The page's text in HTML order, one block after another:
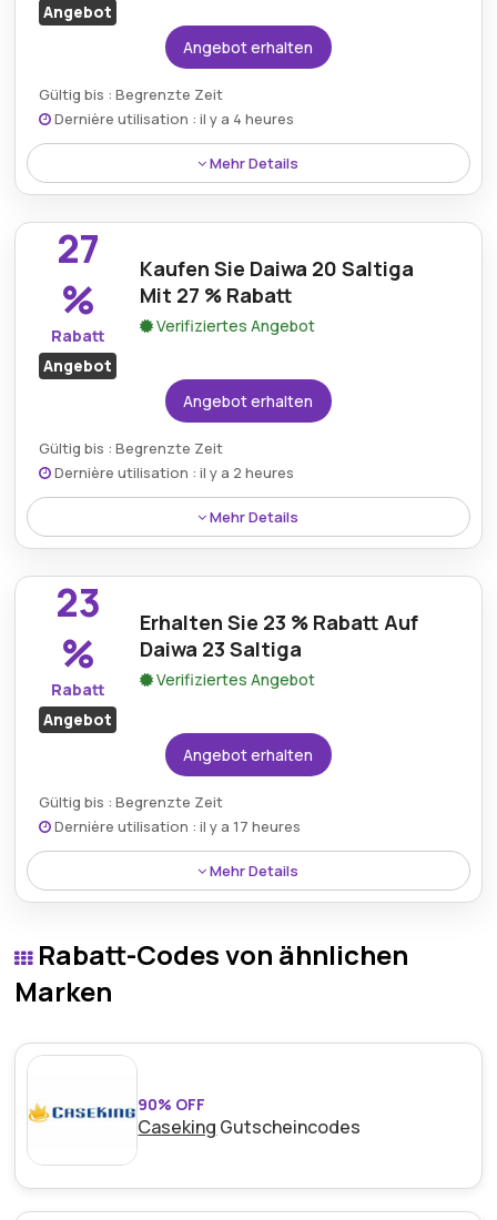
Angebot
Angebot erhalten
Gültig bis : Begrenzte Zeit
Dernière utilisation : il y a 4 heures
Mehr Details
Lösen Sie einen Rabatt von 30 % auf Daiwa Saltg ein
und bieten Sie eine hervorragende Gelegenheit, Ihr
Angel-Setup zu verbessern.
27
%
Rabatt
Angebot
Kaufen Sie Daiwa 20 Saltiga
Mit 27 % Rabatt
Verifiziertes Angebot
Angebot erhalten
Gültig bis : Begrenzte Zeit
Dernière utilisation : il y a 2 heures
Mehr Details
Kaufen Sie die Daiwa 20 Saltiga mit einem
Preisnachlass von 27 % und genießen Sie überlegene
Angeltechnologie für weniger Geld.
23
%
Rabatt
Angebot
Erhalten Sie 23 % Rabatt Auf
Daiwa 23 Saltiga
Verifiziertes Angebot
Angebot erhalten
Gültig bis : Begrenzte Zeit
Dernière utilisation : il y a 17 heures
Mehr Details
Erhalten Sie 23 % Ermäßigung auf die Daiwa 23
erstklassige Angelrolle zu einem tollen Preis zu
besitzen.
Rabatt-Codes von ähnlichen
Marken
90% OFF
Caseking Gutscheincodes